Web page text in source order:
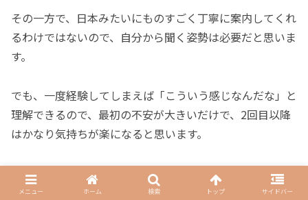
その一方で、日本みたいにものすごく丁寧に案内してくれ
るわけではないので、自分から聞く姿勢は必要だと思いま
す。
でも、一度経験してしまえば「こういう感じなんだな」と
理解できるので、最初の不安が大きいだけで、2回目以降
はかなり気持ちが楽になると思います。
まとめ｜CPRがあれば、最初の一歩さえ
分かれば大丈夫
メニュー ホーム 検索 トップ サイドバー